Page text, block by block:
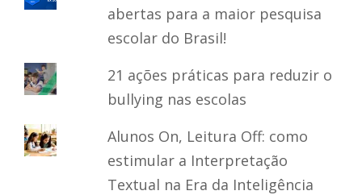
abertas para a maior pesquisa
escolar do Brasil!
21 ações práticas para reduzir o
bullying nas escolas
Alunos On, Leitura Off: como
estimular a Interpretação
Textual na Era da Inteligência